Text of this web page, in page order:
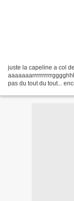
juste la capeline a col
pas du tout du tout...